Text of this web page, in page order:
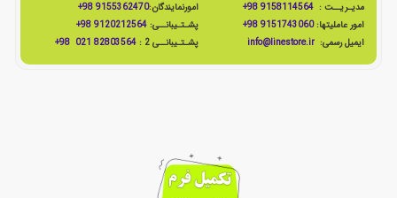
مدیـریــت :9158114564 98+ امورنمایندگان:9155362470 98+
امور عاملیتها:9151743060 98+ پشـتـیبانــی: 9120212564 98+
ایمیل رسمی: info@linestore.ir پشـتـیبانــی 2 : 82803564 021 98+